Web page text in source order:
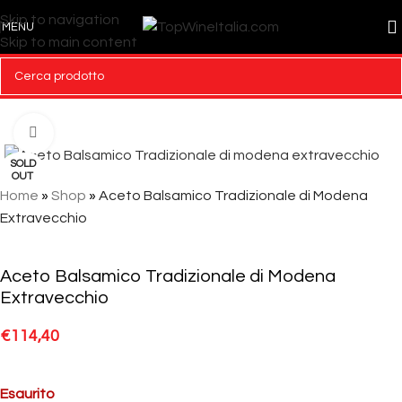
Skip to navigation
Skip to main content
MENU
SOLD
OUT
Home » Shop » Aceto Balsamico Tradizionale di Modena
Extravecchio
Aceto Balsamico Tradizionale di Modena
Extravecchio
€114,40
Esaurito